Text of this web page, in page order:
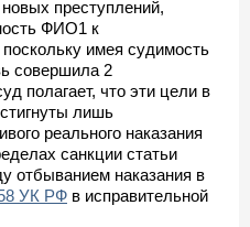
преступлений,
ФИО1 к
имея судимость
совершила 2
полагает, что эти цели в
лишь
реального наказания
санкции статьи
отбыванием наказания в
УК РФ в исправительной